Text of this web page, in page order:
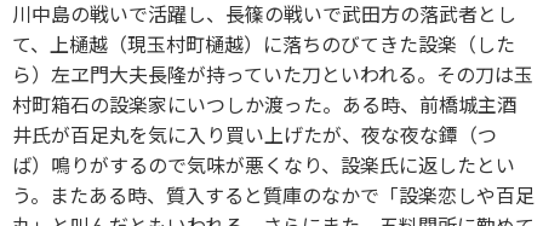
川中島の戦いで活躍し、長篠の戦いで武田方の落武者とし
て、上樋越（現玉村町樋越）に落ちのびてきた設楽（した
ら）左ヱ門大夫長隆が持っていた刀といわれる。その刀は玉
村町箱石の設楽家にいつしか渡った。ある時、前橋城主酒
井氏が百足丸を気に入り買い上げたが、夜な夜な鐔（つ
ば）鳴りがするので気味が悪くなり、設楽氏に返したとい
う。またある時、質入すると質庫のなかで「設楽恋しや百足